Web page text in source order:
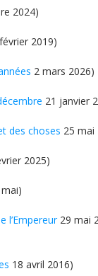
2024)
2019)
2 mars 2026)
21 janvier
des choses 25 mai
2025)
l’Empereur 29 mai
18 avril 2016)